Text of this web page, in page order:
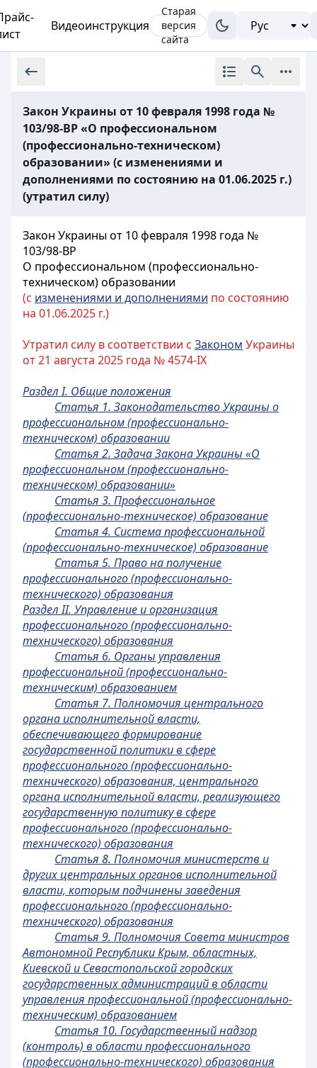
Видеоинструкция
Старая
версия
сайта
Закон Украины от 10 февраля 1998 года №
103/98-ВР «О профессиональном
(профессионально-техническом)
образовании» (с изменениями и
дополнениями по состоянию на 01.06.2025 г.)
(утратил силу)
Закон Украины от 10 февраля 1998 года №
103/98-ВР
О профессиональном (профессионально-
техническом) образовании
(с изменениями и дополнениями по состоянию
на 01.06.2025 г.)
Утратил силу в соответствии с Законом Украины
от 21 августа 2025 года № 4574-IX
Раздел I. Общие положения
Статья 1. Законодательство Украины о
профессиональном (профессионально-
техническом) образовании
Статья 2. Задача Закона Украины «О
профессиональном (профессионально-
техническом) образовании»
Статья 3. Профессиональное
(профессионально-техническое) образование
Статья 4. Система профессиональной
(профессионально-техническое) образование
Статья 5. Право на получение
профессионального (профессионально-
технического) образования
Раздел II. Управление и организация
профессионального (профессионально-
технического) образования
Статья 6. Органы управления
профессиональной (профессионально-
техническим) образованием
Статья 7. Полномочия центрального
органа исполнительной власти,
обеспечивающего формирование
государственной политики в сфере
профессионального (профессионально-
технического) образования, центрального
органа исполнительной власти, реализующего
государственную политику в сфере
профессионального (профессионально-
технического) образования
Статья 8. Полномочия министерств и
других центральных органов исполнительной
власти, которым подчинены заведения
профессионального (профессионально-
технического) образования
Статья 9. Полномочия Совета министров
Автономной Республики Крым, областных,
Киевской и Севастопольской городских
государственных администраций в области
управления профессиональной (профессионально-
техническим) образованием
Статья 10. Государственный надзор
(контроль) в области профессионального
(профессионально-технического) образования